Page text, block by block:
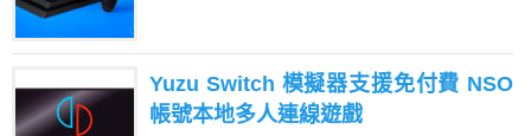
Yuzu Switch 模擬器支援免付費 NSO
帳號本地多人連線遊戲